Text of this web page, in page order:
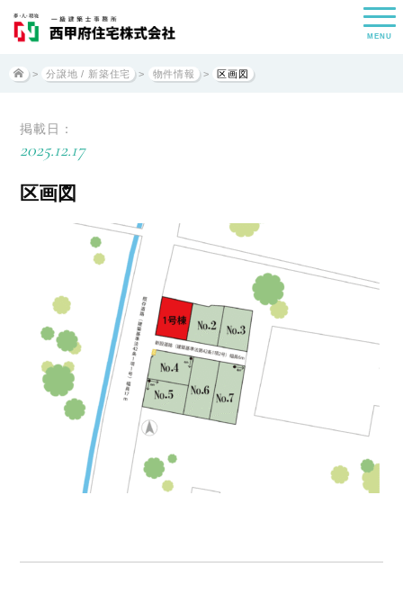
MENU
> 分譲地 / 新築住宅 > 物件情報 > 区画図
掲載日：
2025.12.17
区画図